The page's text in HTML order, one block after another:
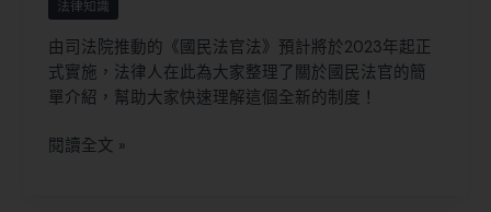
法律知識
由司法院推動的《國民法官法》預計將於2023年起正
式實施，法律人在此為大家整理了關於國民法官的簡
單介紹，幫助大家快速理解這個全新的制度！
閱讀全文 »